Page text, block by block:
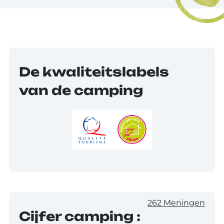
De kwaliteitslabels
van de camping
262 Meningen
Cijfer camping :